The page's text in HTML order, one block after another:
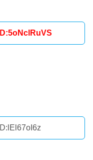
ID:5oNclRuVS
ID:lEl67oI6z